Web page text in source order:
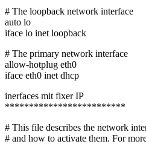
# The loopback network interface
auto lo
iface lo inet loopback
# The primary network interface
allow-hotplug eth0
iface eth0 inet dhcp
inerfaces mit fixer IP
*************************
# This file describes the network
# and how to activate them. For